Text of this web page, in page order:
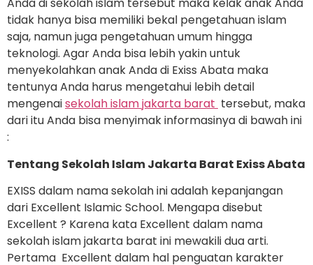
Anda di sekolah islam tersebut maka kelak anak Anda
tidak hanya bisa memiliki bekal pengetahuan islam
saja, namun juga pengetahuan umum hingga
teknologi. Agar Anda bisa lebih yakin untuk
menyekolahkan anak Anda di Exiss Abata maka
tentunya Anda harus mengetahui lebih detail
mengenaisekolah islam jakarta barat tersebut, maka
dari itu Anda bisa menyimak informasinya di bawah ini
:
Tentang Sekolah Islam Jakarta Barat Exiss Abata
EXISS dalam nama sekolah ini adalah kepanjangan
dari Excellent Islamic School. Mengapa disebut
Excellent ? Karena kata Excellent dalam nama
sekolah islam jakarta barat ini mewakili dua arti.
Pertama Excellent dalam hal penguatan karakter